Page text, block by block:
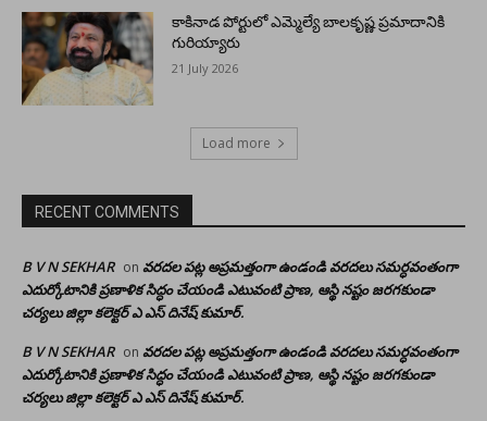
కాకినాడ పోర్టులో ఎమ్మెల్యే బాలకృష్ణ ప్రమాదానికి
గురియ్యారు
21 July 2026
Load more
RECENT COMMENTS
B V N SEKHAR on వరదల పట్ల అప్రమత్తంగా ఉండండి వరదలు సమర్ధవంతంగా
ఎదుర్కోటానికి ప్రణాళిక సిద్ధం చేయండి ఎటువంటి ప్రాణ, ఆస్థి నష్టం జరగకుండా
చర్యలు జిల్లా కలెక్టర్ ఎ ఎస్ దినేష్ కుమార్.
B V N SEKHAR on వరదల పట్ల అప్రమత్తంగా ఉండండి వరదలు సమర్ధవంతంగా
ఎదుర్కోటానికి ప్రణాళిక సిద్ధం చేయండి ఎటువంటి ప్రాణ, ఆస్థి నష్టం జరగకుండా
చర్యలు జిల్లా కలెక్టర్ ఎ ఎస్ దినేష్ కుమార్.